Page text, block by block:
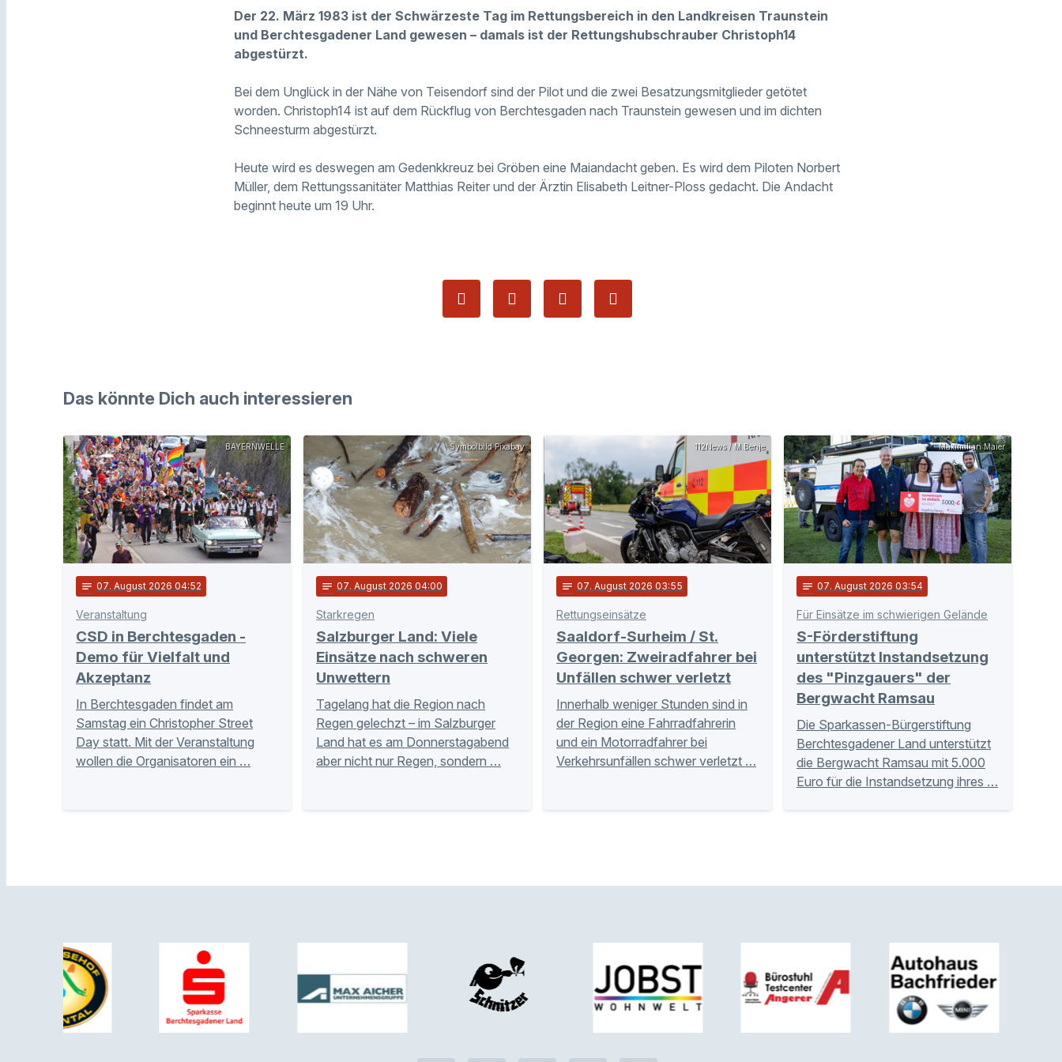
Der 22. März 1983 ist der Schwärzeste Tag im Rettungsbereich in den Landkreisen Traunstein
und Berchtesgadener Land gewesen – damals ist der Rettungshubschrauber Christoph14
abgestürzt.
Bei dem Unglück in der Nähe von Teisendorf sind der Pilot und die zwei Besatzungsmitglieder getötet
worden. Christoph14 ist auf dem Rückflug von Berchtesgaden nach Traunstein gewesen und im dichten
Schneesturm abgestürzt.
Heute wird es deswegen am Gedenkkreuz bei Gröben eine Maiandacht geben. Es wird dem Piloten Norbert
Müller, dem Rettungssanitäter Matthias Reiter und der Ärztin Elisabeth Leitner-Ploss gedacht. Die Andacht
beginnt heute um 19 Uhr.
Das könnte Dich auch interessieren
BAYERNWELLE
notes 07. August 2026 04:52
Veranstaltung
CSD in Berchtesgaden -
Demo für Vielfalt und
Akzeptanz
In Berchtesgaden findet am
Samstag ein Christopher Street
Day statt. Mit der Veranstaltung
wollen die Organisatoren ein …
Symbolbild Pixabay
notes 07. August 2026 04:00
Starkregen
Salzburger Land: Viele
Einsätze nach schweren
Unwettern
Tagelang hat die Region nach
Regen gelechzt – im Salzburger
Land hat es am Donnerstagabend
aber nicht nur Regen, sondern …
112News / M.Benje
notes 07. August 2026 03:55
Rettungseinsätze
Saaldorf-Surheim / St.
Georgen: Zweiradfahrer bei
Unfällen schwer verletzt
Innerhalb weniger Stunden sind in
der Region eine Fahrradfahrerin
und ein Motorradfahrer bei
Verkehrsunfällen schwer verletzt …
Maximilian Maier
notes 07. August 2026 03:54
Für Einsätze im schwierigen Gelände
S-Förderstiftung
unterstützt Instandsetzung
des "Pinzgauers" der
Bergwacht Ramsau
Die Sparkassen-Bürgerstiftung
Berchtesgadener Land unterstützt
die Bergwacht Ramsau mit 5.000
Euro für die Instandsetzung ihres …